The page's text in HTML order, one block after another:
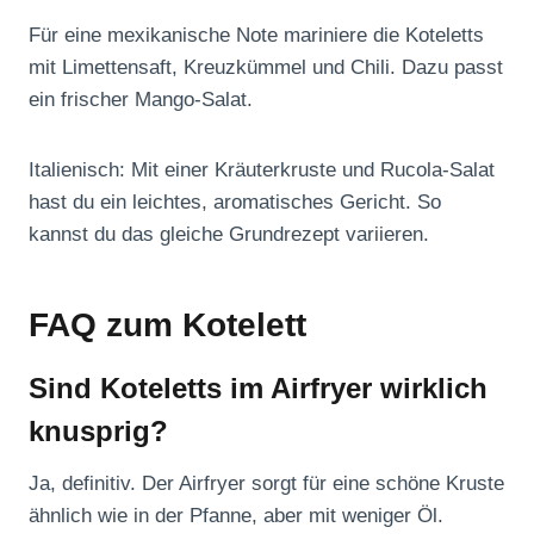
Für eine mexikanische Note mariniere die Koteletts
mit Limettensaft, Kreuzkümmel und Chili. Dazu passt
ein frischer Mango-Salat.
Italienisch: Mit einer Kräuterkruste und Rucola-Salat
hast du ein leichtes, aromatisches Gericht. So
kannst du das gleiche Grundrezept variieren.
FAQ zum Kotelett
Sind Koteletts im Airfryer wirklich
knusprig?
Ja, definitiv. Der Airfryer sorgt für eine schöne Kruste
ähnlich wie in der Pfanne, aber mit weniger Öl.